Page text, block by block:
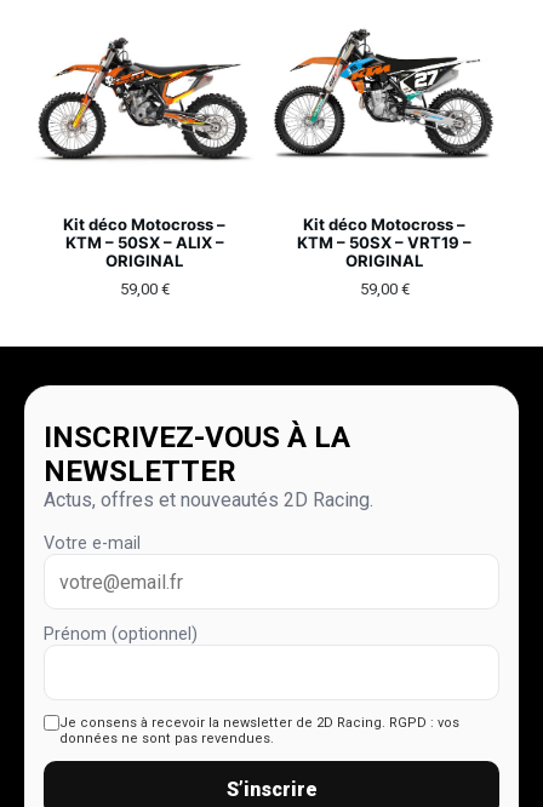
Kit déco Motocross –
KTM – 50SX – ALIX –
ORIGINAL
59,00 €
Kit déco Motocross –
KTM – 50SX – VRT19 –
ORIGINAL
59,00 €
INSCRIVEZ-VOUS À LA
NEWSLETTER
Actus, offres et nouveautés 2D Racing.
Votre e-mail
Prénom (optionnel)
Je consens à recevoir la newsletter de 2D Racing. RGPD : vos
données ne sont pas revendues.
S’inscrire